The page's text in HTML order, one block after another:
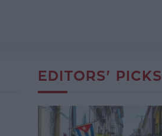
EDITORS' PICKS